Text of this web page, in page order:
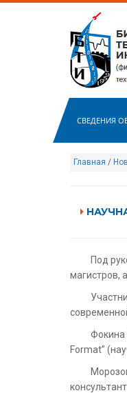
СВЕДЕНИЯ
Главная /
Под
магистров,
Фокина
Format”